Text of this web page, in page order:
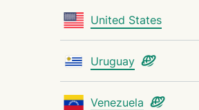
United States
Uruguay
Venezuela